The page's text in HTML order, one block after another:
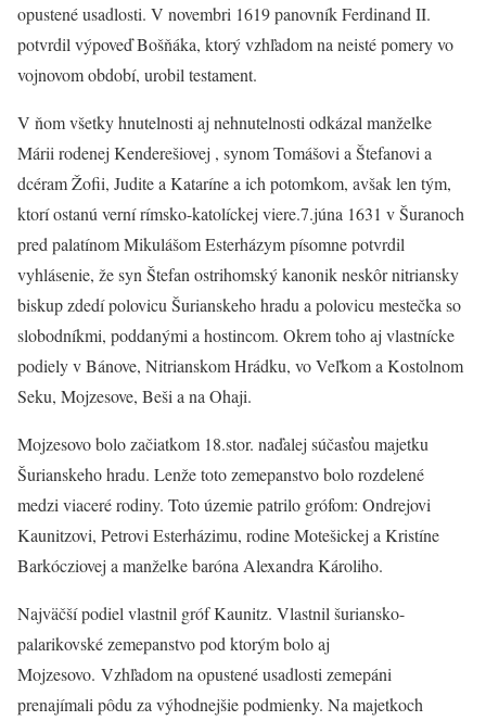
opustené usadlosti. V novembri 1619 panovník Ferdinand II.
potvrdil výpoveď Bošňáka, ktorý vzhľadom na neisté pomery vo
vojnovom období, urobil testament.
V ňom všetky hnutelnosti aj nehnutelnosti odkázal manželke
Márii rodenej Kenderešiovej , synom Tomášovi a Štefanovi a
dcéram Žofii, Judite a Kataríne a ich potomkom, avšak len tým,
ktorí ostanú verní rímsko-katolíckej viere.7.júna 1631 v Šuranoch
pred palatínom Mikulášom Esterházym písomne potvrdil
vyhlásenie, že syn Štefan ostrihomský kanonik neskôr nitriansky
biskup zdedí polovicu Šurianskeho hradu a polovicu mestečka so
slobodníkmi, poddanými a hostincom. Okrem toho aj vlastnícke
podiely v Bánove, Nitrianskom Hrádku, vo Veľkom a Kostolnom
Seku, Mojzesove, Beši a na Ohaji.
Mojzesovo bolo začiatkom 18.stor. naďalej súčasťou majetku
Šurianskeho hradu. Lenže toto zemepanstvo bolo rozdelené
medzi viaceré rodiny. Toto územie patrilo grófom: Ondrejovi
Kaunitzovi, Petrovi Esterházimu, rodine Motešickej a Kristíne
Barkócziovej a manželke baróna Alexandra Károliho.
Najväčší podiel vlastnil gróf Kaunitz. Vlastnil šuriansko-
palarikovské zemepanstvo pod ktorým bolo aj
Mojzesovo. Vzhľadom na opustené usadlosti zemepáni
prenajímali pôdu za výhodnejšie podmienky. Na majetkoch